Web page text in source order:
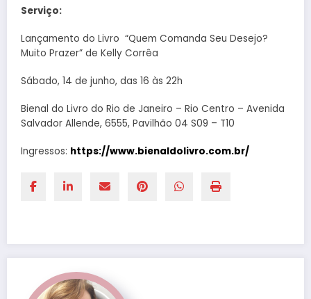
Serviço:
Lançamento do Livro “Quem Comanda Seu Desejo?
Muito Prazer” de Kelly Corrêa
Sábado, 14 de junho, das 16 às 22h
Bienal do Livro do Rio de Janeiro – Rio Centro – Avenida
Salvador Allende, 6555, Pavilhão 04 S09 – T10
Ingressos: https://www.bienaldolivro.com.br/